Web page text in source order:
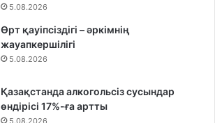
5.08.2026
Өрт қауіпсіздігі – әркімнің
жауапкершілігі
5.08.2026
Қазақстанда алкогольсіз сусындар
өндірісі 17%-ға артты